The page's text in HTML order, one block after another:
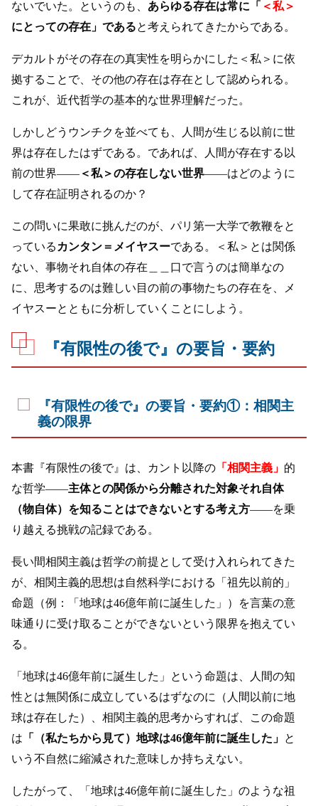
ないでいた。というのも、 あらゆる存在は常に「 ＜私＞
にとっての存在」であると考えられてきたからである。
デカルトがその存在の真実性を明らかにした＜私＞に依
拠することで、その他の存在は存在として認められる。
これが、近代哲学の基本的な世界理解だった。
しかしどうウンチクを並べても、人間が生じる以前に世
界は存在したはずである。であれば、人間が存在する以
前の世界—— ＜私＞の存在しない世界——はどのように
して存在証明されるのか？
この問いに果敢に挑んだのが、パリ第一大学で教鞭をと
っているカンタン＝メイヤスーである。＜私＞とは関係
ない、事物それ自体の存在＿＿口で言うのは簡単なの
に、思考するのは難しい目の前の事物たちの存在を、メ
イヤスーとともに分析していくことにしよう。
『有限性の後で』の要旨・要約
『有限性の後で』の要旨・要約①：相関主
義の限界
本書『有限性の後で』は、カント以降の 「相関主義」 的
な哲学——主体との関係から分離された対象それ自体
（物自体）を知ることはできないとする考え方——を乗
り越える挑戦の記録である。
長い間相関主義は哲学の前提として受け入れられてきた
が、相関主義的思想は自然科学における「祖先以前的」
命題（例：「地球は46億年前に誕生した」）を言葉の意
味通りに受け取ることができないという限界を抱えてい
る。
「地球は46億年前に誕生した」という命題は、人間の知
性とは無関係に成立しているはずなのに（人間以前に地
球は存在した）、相関主義的思考からすれば、この命題
は 「（私たちから見て）地球は46億年前に誕生した」 と
いう不自然に縮減された意味しか持ちえない。
したがって、「地球は46億年前に誕生した」のような祖